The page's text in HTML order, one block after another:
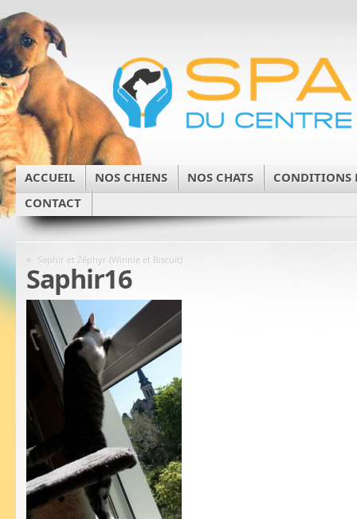
ACCUEIL NOS CHIENS NOS CHATS
CONDITIONS
CONTACT
« Saphir et Zéphyr (Winnie et Biscuit)
Saphir16